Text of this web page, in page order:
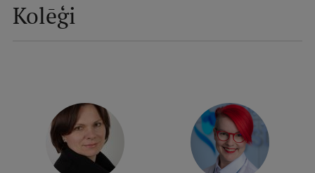
Rezidentūra
Par RSU
Kolēģi